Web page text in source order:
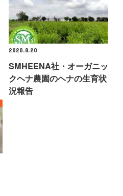
2020.8.20
SMHEENA社・オーガニッ
クヘナ農園のヘナの生育状
況報告